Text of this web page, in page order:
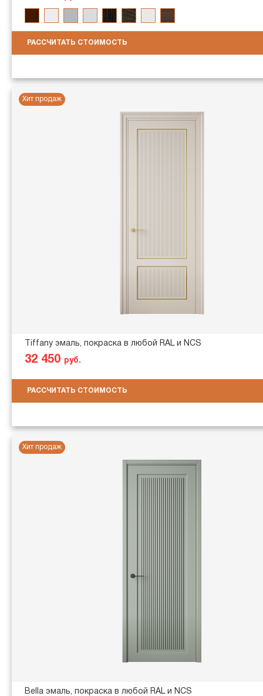
РАССЧИТАТЬ СТОИМОСТЬ
Хит продаж
Tiffany эмаль, покраска в любой RAL и NCS
32 450 руб.
РАССЧИТАТЬ СТОИМОСТЬ
Хит продаж
Bella эмаль, покраска в любой RAL и NCS